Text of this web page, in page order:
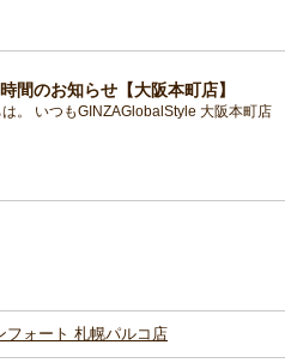
間のお知らせ【大阪本町店】
。 いつもGINZAGlobalStyle 大阪本町店
フォート 札幌パルコ店